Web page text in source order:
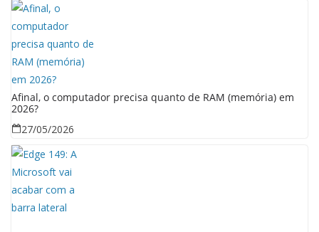
Afinal, o computador precisa quanto de RAM (memória) em
2026?
27/05/2026